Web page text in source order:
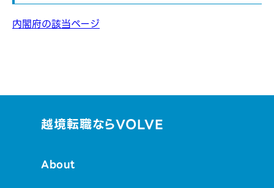
内閣府の該当ページ
越境転職ならVOLVE
About